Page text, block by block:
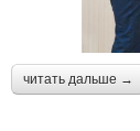
читать дальше →